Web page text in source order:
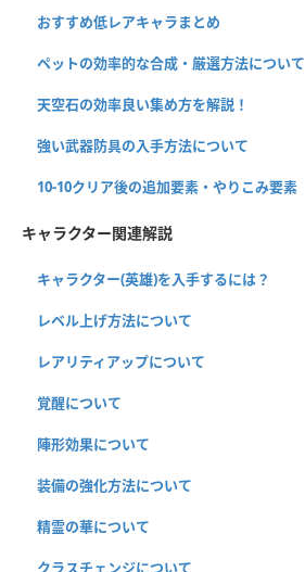
おすすめ低レアキャラまとめ
ペットの効率的な合成・厳選方法について
天空石の効率良い集め方を解説！
強い武器防具の入手方法について
10-10クリア後の追加要素・やりこみ要素
キャラクター関連解説
キャラクター(英雄)を入手するには？
レベル上げ方法について
レアリティアップについて
覚醒について
陣形効果について
装備の強化方法について
精霊の華について
クラスチェンジについて